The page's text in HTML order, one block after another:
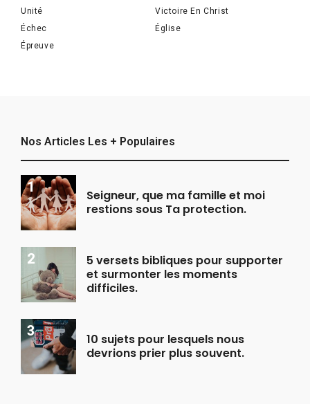
Unité
Victoire En Christ
Échec
Église
Épreuve
Nos Articles Les + Populaires
Seigneur, que ma famille et moi
restions sous Ta protection.
5 versets bibliques pour supporter
et surmonter les moments
difficiles.
10 sujets pour lesquels nous
devrions prier plus souvent.